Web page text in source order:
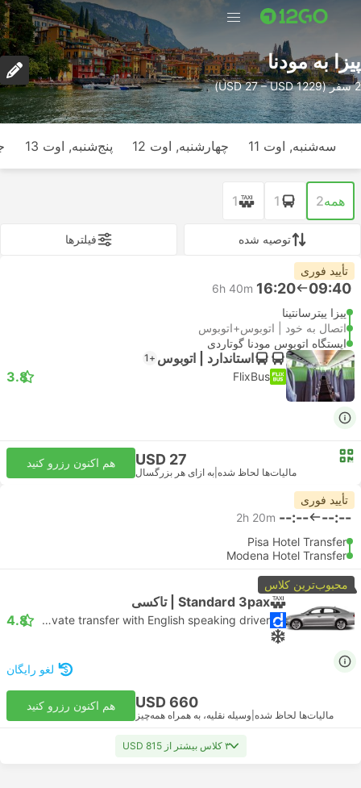
پیزا به مودنا
2 سفر (USD 27 – USD 1229)
سه‌شنبه, اوت 11 چهارشنبه, اوت 12 پنج‌شنبه, اوت 13
همه2
1
1
توصیه شده فیلتر‌ها
تأیید فوری
09:40
16:20
6h 40m
پیزا پیترسانتینا
اتصال به خود | اتوبوس+اتوبوس
ایستگاه اتوبوس مودنا گوتاردی
استاندارد | اتوبوس +1
FlixBus
3.8
USD 27
مالیات‌ها لحاظ شده به ازای هر بزرگسال
هم اکنون رزرو کنید
تأیید فوری
--:--
--:--
2h 20m
Pisa Hotel Transfer
Modena Hotel Transfer
محبوب‌ترین کلاس
Standard 3pax | تاکسی
Daytrip private transfer with English speaking driver
4.8
لغو رایگان
USD 660
مالیات‌ها لحاظ شده وسیله نقلیه، به همراه همه‌چیز
هم اکنون رزرو کنید
۳ کلاس بیشتر از USD 815